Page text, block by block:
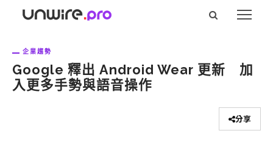
企業趨勢
Google 釋出 Android Wear 更新 加
入更多手勢與語音操作
分享